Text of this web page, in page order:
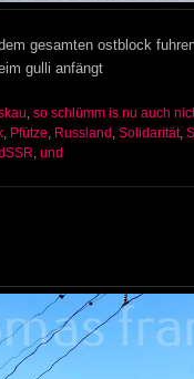
gesamten ostblock
gulli anfängt
, so schlümm is nu auch
, Pfütze, Russland , Solidarität,
, und